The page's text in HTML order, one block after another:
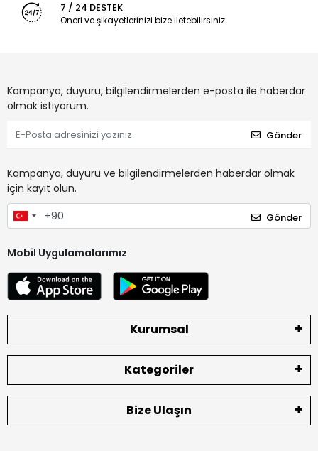
7 / 24 DESTEK
Öneri ve şikayetlerinizi bize iletebilirsiniz.
Kampanya, duyuru, bilgilendirmelerden e-posta ile haberdar
olmak istiyorum.
Gönder
Kampanya, duyuru ve bilgilendirmelerden haberdar olmak
için kayıt olun.
Gönder
Mobil Uygulamalarımız
Kurumsal
Kategoriler
Bize Ulaşın